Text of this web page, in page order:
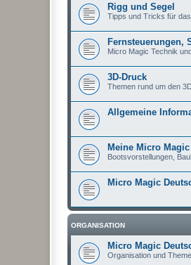
Rigg und Segel
Tipps und Tricks für
Fernsteuerungen,
Micro Magic Technik
3D-Druck
Themen rund um den
Allgemeine
Meine Micro Magic
Bootsvorstellungen,
Micro Magic
ORGANISATION
Micro Magic
Organisation und